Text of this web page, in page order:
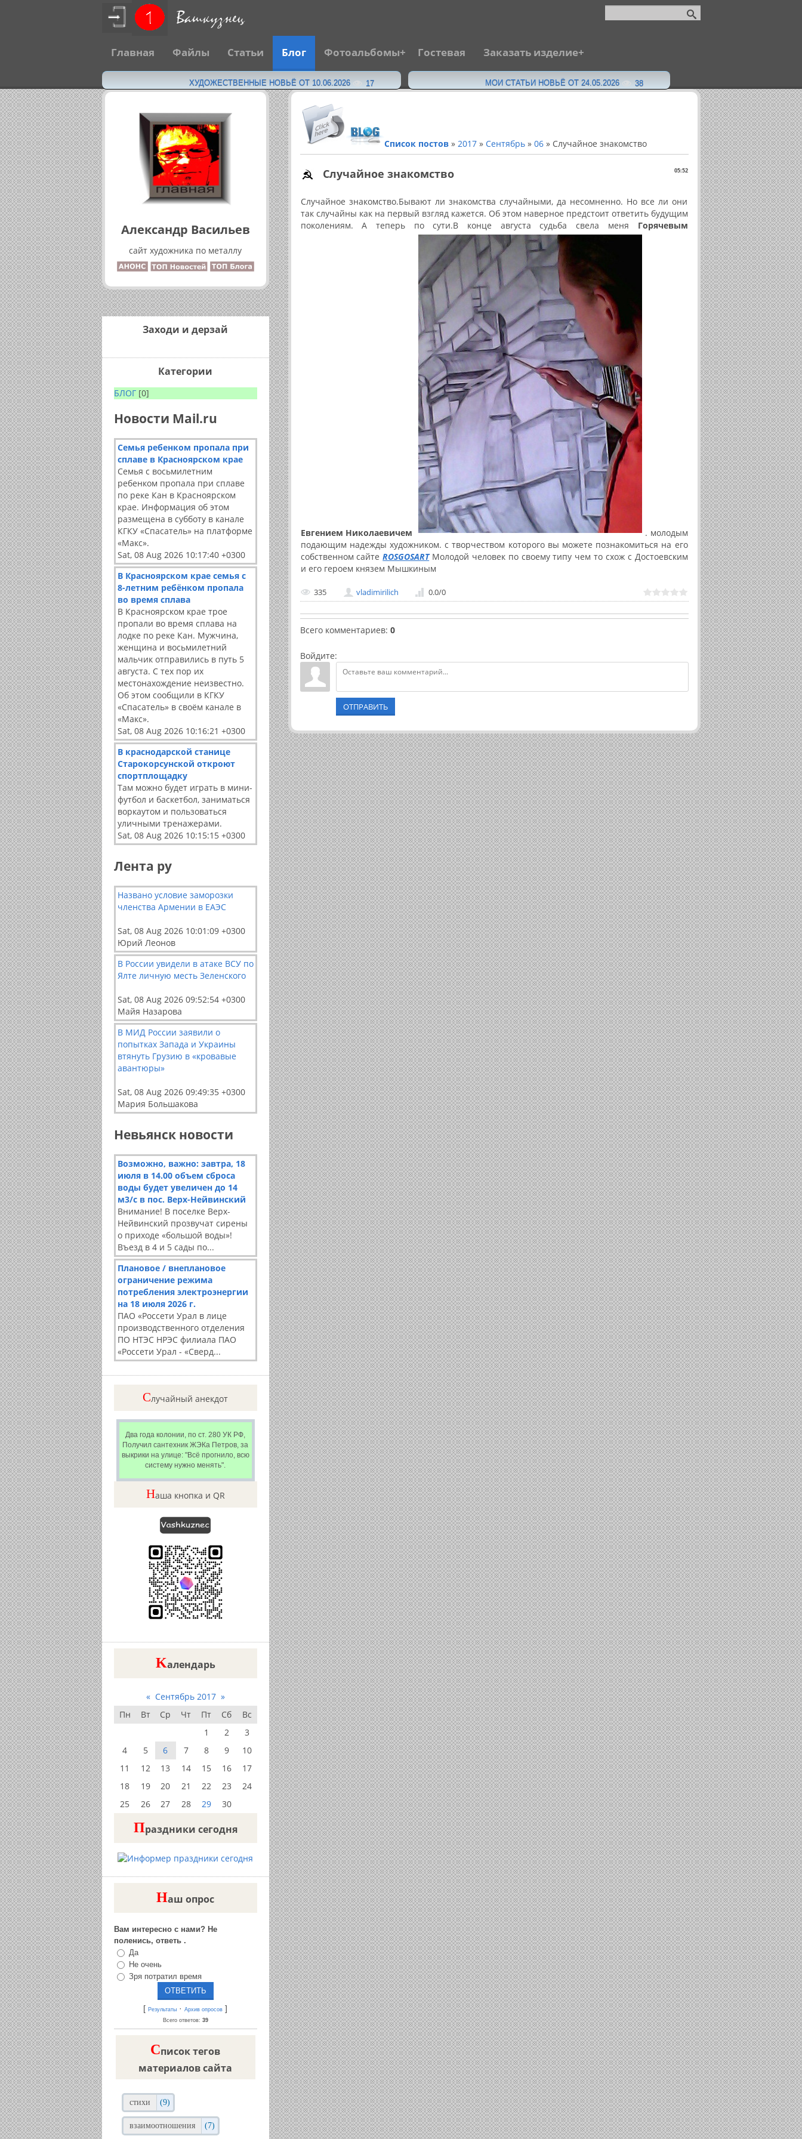
Главная Файлы Статьи Блог Фотоальбомы Гостевая Заказать изделие
ХУДОЖЕСТВЕННЫЕ НОВЬЁ ОТ 10.06.2026 17 · МОИ СТАТЬИ НОВЬЁ ОТ 24.05.2026 38
Александр Васильев
сайт художника по металлу
Список постов» 2017 » Сентябрь » 06» Случайное знакомство
05:52
Случайное знакомство
Случайное знакомство.Бывают ли знакомства случайными, да несомненно. Но все ли они
так случайны как на первый взгляд кажется. Об этом наверное предстоит ответить будущим
поколениям. А теперь по сути.В конце августа судьба свела меня Горячевым
Евгением Николаевичем
. молодым
подающим надежды художником. с творчеством которого вы можете познакомиться на его
собственном сайтеROSGOSARTМолодой человек по своему типу чем то схож с Достоевским
и его героем князем Мышкиным
335 vladimirilich 0.0/0
Всего комментариев: 0
Войдите:
ОТПРАВИТЬ
Заходи и дерзай
Категории
БЛОГ [0]
Новости Mail.ru
Семья ребенком пропала при
сплаве в Красноярском крае
Семья с восьмилетним
ребенком пропала при сплаве
по реке Кан в Красноярском
крае. Информация об этом
размещена в субботу в канале
КГКУ «Спасатель» на платформе
«Макс».
Sat, 08 Aug 2026 10:17:40 +0300
В Красноярском крае семья с
8-летним ребёнком пропала
во время сплава
В Красноярском крае трое
пропали во время сплава на
лодке по реке Кан. Мужчина,
женщина и восьмилетний
мальчик отправились в путь 5
августа. С тех пор их
местонахождение неизвестно.
Об этом сообщили в КГКУ
«Спасатель» в своём канале в
«Макс».
Sat, 08 Aug 2026 10:16:21 +0300
В краснодарской станице
Старокорсунской откроют
спортплощадку
Там можно будет играть в мини-
футбол и баскетбол, заниматься
воркаутом и пользоваться
уличными тренажерами.
Sat, 08 Aug 2026 10:15:15 +0300
Лента ру
Названо условие заморозки
членства Армении в ЕАЭС
Sat, 08 Aug 2026 10:01:09 +0300
Юрий Леонов
В России увидели в атаке ВСУ по
Ялте личную месть Зеленского
Sat, 08 Aug 2026 09:52:54 +0300
Майя Назарова
В МИД России заявили о
попытках Запада и Украины
втянуть Грузию в «кровавые
авантюры»
Sat, 08 Aug 2026 09:49:35 +0300
Мария Большакова
Невьянск новости
Возможно, важно: завтра, 18
июля в 14.00 объем сброса
воды будет увеличен до 14
м3/с в пос. Верх-Нейвинский
Внимание! В поселке Верх-
Нейвинский прозвучат сирены
о приходе «большой воды»!
Въезд в 4 и 5 сады по...
Плановое / внеплановое
ограничение режима
потребления электроэнергии
на 18 июля 2026 г.
ПАО «Россети Урал в лице
производственного отделения
ПО НТЭС НРЭС филиала ПАО
«Россети Урал - «Сверд...
Cлучайный анекдот
Два года колонии, по ст. 280 УК РФ,
Получил сантехник ЖЭКа Петров, за
выкрики на улице: "Всё прогнило, всю
систему нужно менять".
Наша кнопка и QR
Kалендарь
« Сентябрь 2017 »
Пн
Вт Ср Чт Пт Сб
Вс
1
2
3
4
5 6 7 8 9
10
11
12 13 14 15 16
17
18
19 20 21 22 23
24
25
26 27 28 29 30
Праздники сегодня
Наш опрос
Вам интересно с нами? Не
поленись, ответь .
Да
Не очень
Зря потратил время
[ Результаты · Архив опросов ]
Всего ответов: 39
Cписок тегов
материалов сайта
стихи (9)
взаимоотношения (7)